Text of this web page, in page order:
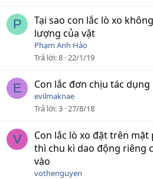
P
Tại sao con lắc lò xo
lượng của vật
Phạm Anh Hào
Trả lời 8 22/1/19
E Con lắc đơn chịu tác
evilmaknae
Trả lời 3 27/8/18
V
Con lắc lò xo đặt trên
thì chu kì dao động riêng
vào
vothenguyen